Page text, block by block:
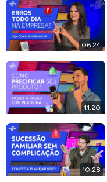
06:24
11:20
10:28